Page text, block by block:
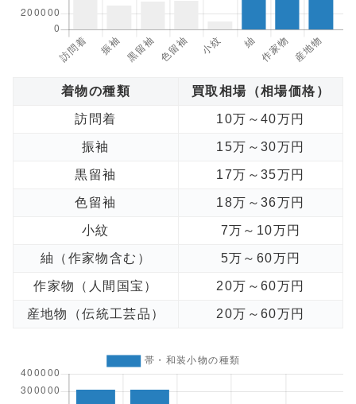
着物の種類 買取相場（相場価格）
訪問着 10万～40万円
振袖 15万～30万円
黒留袖 17万～35万円
色留袖 18万～36万円
小紋 7万～10万円
紬（作家物含む） 5万～60万円
作家物（人間国宝） 20万～60万円
産地物（伝統工芸品） 20万～60万円